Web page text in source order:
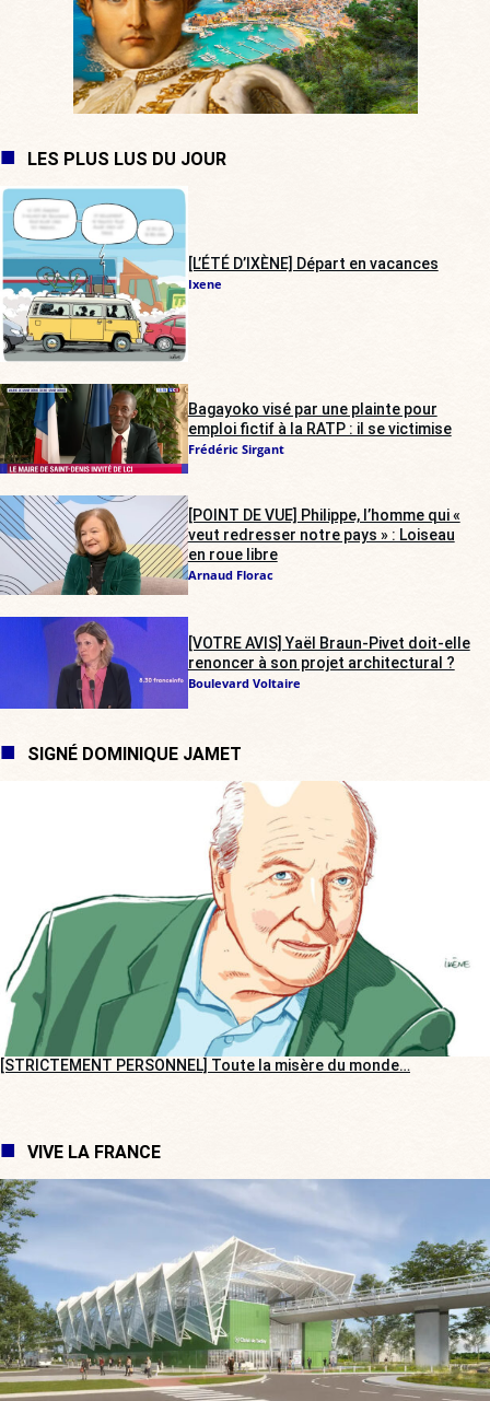
LES PLUS LUS DU JOUR
[L’ÉTÉ D’IXÈNE] Départ en vacances
Ixene
Bagayoko visé par une plainte pour
emploi fictif à la RATP : il se victimise
Frédéric Sirgant
[POINT DE VUE] Philippe, l’homme qui «
veut redresser notre pays » : Loiseau
en roue libre
Arnaud Florac
[VOTRE AVIS] Yaël Braun-Pivet doit-elle
renoncer à son projet architectural ?
Boulevard Voltaire
SIGNÉ DOMINIQUE JAMET
[STRICTEMENT PERSONNEL] Toute la misère du monde…
VIVE LA FRANCE